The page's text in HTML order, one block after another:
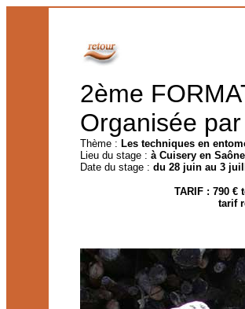
2ème
Organisée par
Thème : Les techniques en
Lieu du stage : à Cuisery en
Date du stage : du 28 juin au 3
TARIF : 790 €
tarif